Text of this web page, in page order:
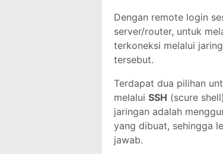
Dengan remote login
server/router, untuk
terkoneksi melalui
tersebut.
Terdapat dua pilihan
melalui SSH (scure
jaringan adalah
yang dibuat, sehingga
jawab.